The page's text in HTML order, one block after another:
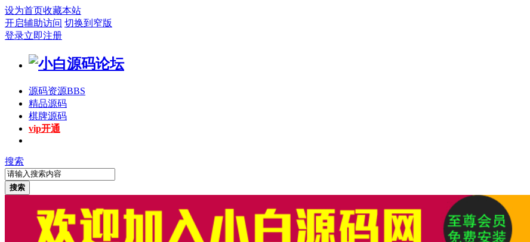
设为首页收藏本站
开启辅助访问 切换到窄版
登录立即注册
源码资源BBS
精品源码
棋牌源码
vip开通
搜索
搜索